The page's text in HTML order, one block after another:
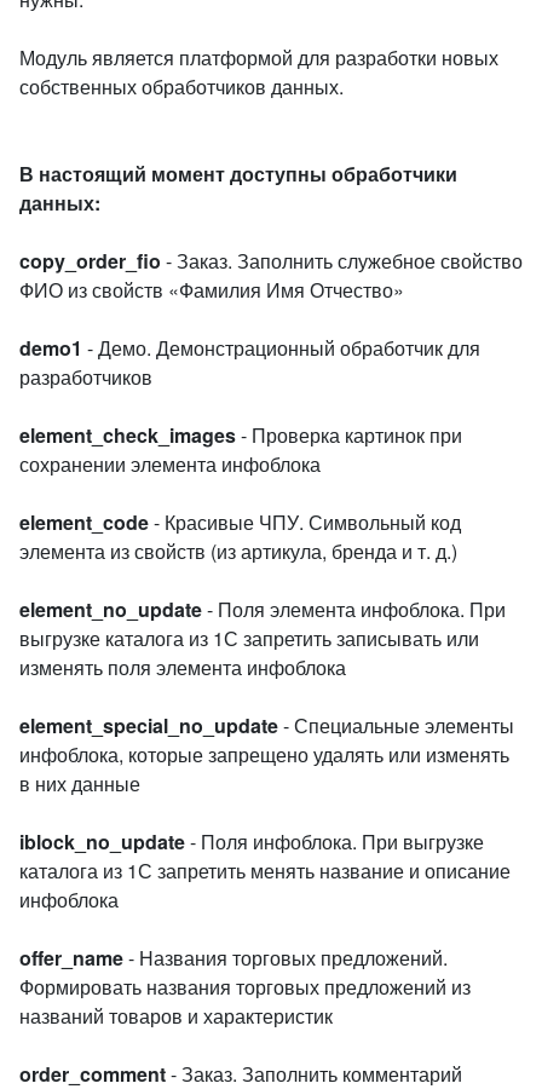
Модуль является платформой для разработки новых
собственных обработчиков данных.
В настоящий момент доступны обработчики
данных:
copy_order_fio - Заказ. Заполнить служебное свойство
ФИО из свойств «Фамилия Имя Отчество»
demo1 - Демо. Демонстрационный обработчик для
разработчиков
element_check_images- Проверка картинок при
сохранении элемента инфоблока
element_code- Красивые ЧПУ. Символьный код
элемента из свойств (из артикула, бренда и т. д.)
element_no_update- Поля элемента инфоблока. При
выгрузке каталога из 1С запретить записывать или
изменять поля элемента инфоблока
element_special_no_update- Специальные элементы
инфоблока, которые запрещено удалять или изменять
в них данные
iblock_no_update- Поля инфоблока. При выгрузке
каталога из 1С запретить менять название и описание
инфоблока
offer_name- Названия торговых предложений.
Формировать названия торговых предложений из
названий товаров и характеристик
order_comment- Заказ. Заполнить комментарий